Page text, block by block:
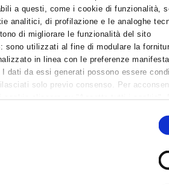
a questi, come i cookie di funzionalità,
analitici, di profilazione e le analoghe
di migliorare le funzionalità del sito
sono utilizzati al fine di modulare la
in linea con le preferenze
dati da essi generati possono essere
solo previo consenso. Per
solo cookie tecnici" comporta il
dunque la continuazione della navigazione
maggiori informazioni, leggere la
IL REGOLAMENTO
DEL PROCEDIMENTO DI
ALLA CIRCOLAZIONE
11:22
e Trasporti ha emanato la circolare
il quadro delle disposizioni